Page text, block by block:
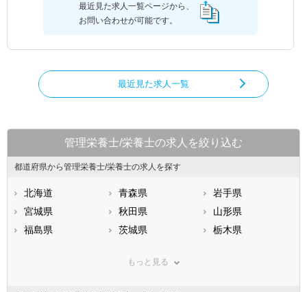
最近見た求人一覧ページから、
お問い合わせが可能です。
最近見た求人一覧
管理栄養士/栄養士の求人を絞り込む
都道府県から管理栄養士/栄養士の求人を探す
北海道 青森県
岩手県
宮城県
秋田県
山形県
福島県
茨城県
栃木県
神奈川県
もっと見る